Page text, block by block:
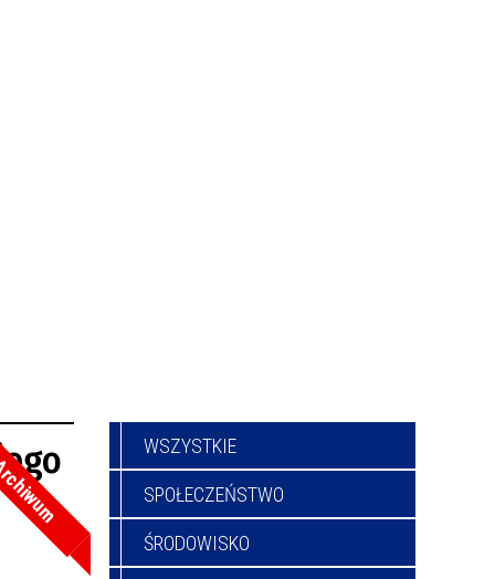
WSZYSTKIE
SPOŁECZEŃSTWO
ŚRODOWISKO